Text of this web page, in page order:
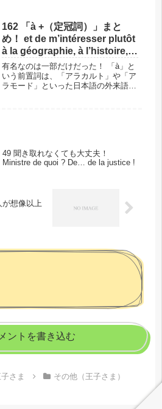
した方がいいことがあるんです！この
フレーズの場所と背景では、単語に入
る...
162 「à +（定冠詞）」まと
め！ et de m’intéresser plutôt
à la géographie, à l’histoire,
au calcul et à la grammaire.
有名なのは一部だけだった！ 「à」と
いう前置詞は、「アラカルト」や「ア
ラモード」といった日本語の外来語に
49 聞き取れなくても大丈夫！
Ministre de quoi ? De… de la justice !
が想像以上
ントを書き込む
さま その他（王子さま）